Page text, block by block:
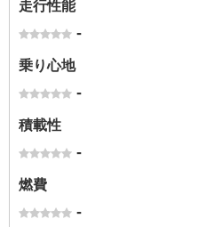
走行性能
-
乗り心地
-
積載性
-
燃費
-